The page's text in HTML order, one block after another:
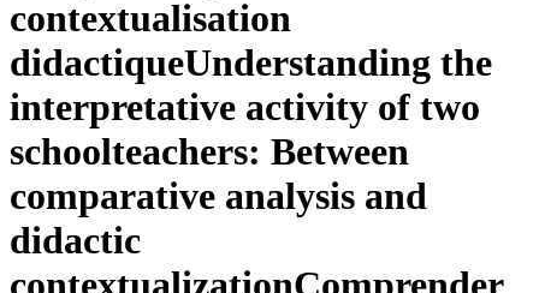
contextualisation
didactiqueUnderstanding the
interpretative activity of two
schoolteachers: Between
comparative analysis and
didactic